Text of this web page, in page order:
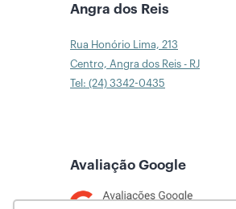
Angra dos Reis
Rua Honório Lima, 213
Centro, Angra dos Reis - RJ
Tel: (24) 3342-0435
Avaliação Google